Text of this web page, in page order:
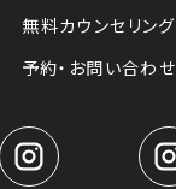
無料カウンセリング
予約・お問い合わせ